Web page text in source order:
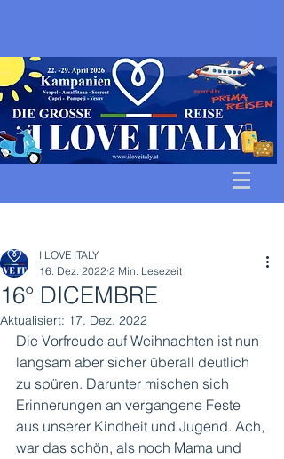
16° DICEMBRE
I LOVE ITALY
16. Dez. 2022 2 Min. Lesezeit
Aktualisiert: 17. Dez. 2022
Die Vorfreude auf Weihnachten ist nun
langsam aber sicher überall deutlich
zu spüren. Darunter mischen sich
Erinnerungen an vergangene Feste
aus unserer Kindheit und Jugend. Ach,
war das schön, als noch Mama und